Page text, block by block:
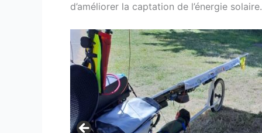
d’améliorer la captation de l’énergie